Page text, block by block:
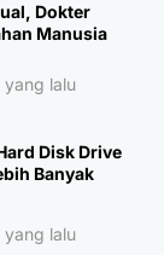
Dokter
Manusia
yang lalu
Disk Drive
Banyak
yang lalu